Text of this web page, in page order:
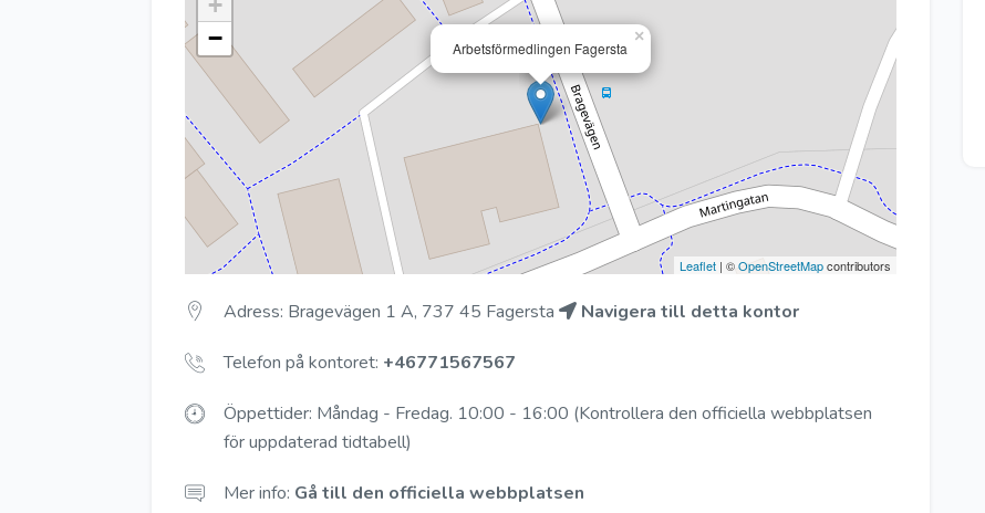
Arbetsförmedlingen Fagersta
×
−
Leaflet | ©OpenStreetMapcontributors
Adress: Bragevägen 1 A, 737 45 Fagersta Navigera till detta kontor
Telefon på kontoret: +46771567567
Öppettider: Måndag - Fredag. 10:00 - 16:00 (Kontrollera den officiella webbplatsen
för uppdaterad tidtabell)
Mer info: Gå till den officiella webbplatsen